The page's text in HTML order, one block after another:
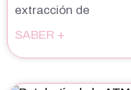
extracción de
SABER +